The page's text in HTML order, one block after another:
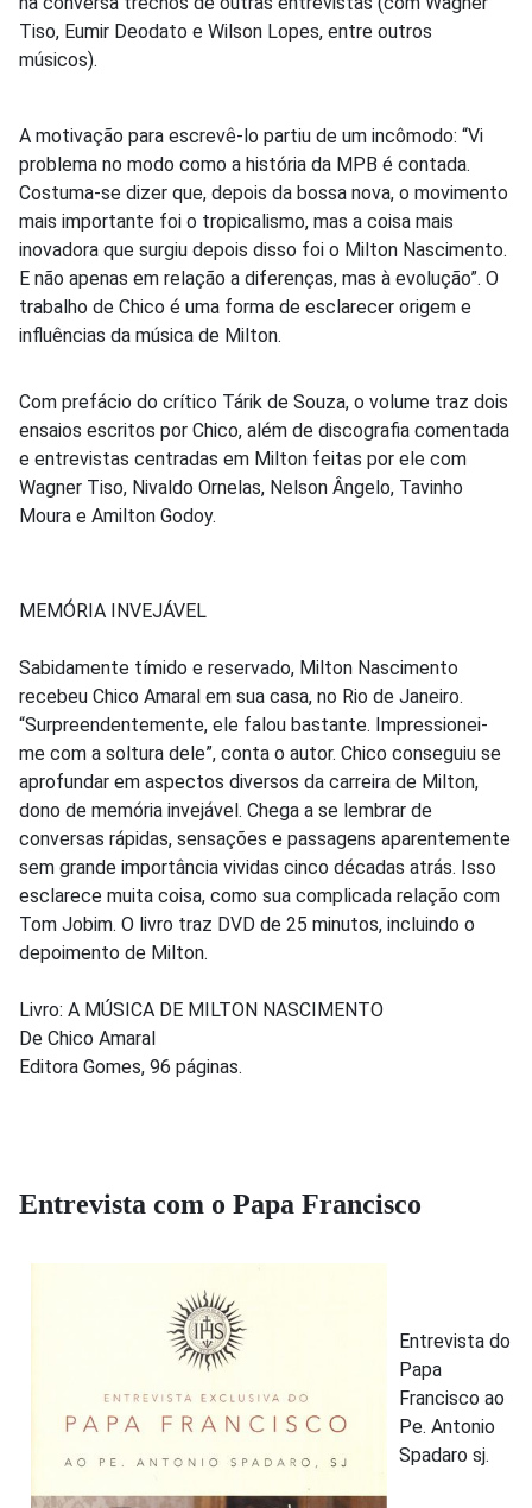
Tiso, Eumir Deodato e Wilson Lopes, entre outros
músicos).
A motivação para escrevê-lo partiu de um incômodo: “Vi
problema no modo como a história da MPB é contada.
Costuma-se dizer que, depois da bossa nova, o movimento
mais importante foi o tropicalismo, mas a coisa mais
inovadora que surgiu depois disso foi o Milton Nascimento.
E não apenas em relação a diferenças, mas à evolução”. O
trabalho de Chico é uma forma de esclarecer origem e
influências da música de Milton.
Com prefácio do crítico Tárik de Souza, o volume traz dois
ensaios escritos por Chico, além de discografia comentada
e entrevistas centradas em Milton feitas por ele com
Wagner Tiso, Nivaldo Ornelas, Nelson Ângelo, Tavinho
Moura e Amilton Godoy.
MEMÓRIA INVEJÁVEL
Sabidamente tímido e reservado, Milton Nascimento
recebeu Chico Amaral em sua casa, no Rio de Janeiro.
“Surpreendentemente, ele falou bastante. Impressionei-
me com a soltura dele”, conta o autor. Chico conseguiu se
aprofundar em aspectos diversos da carreira de Milton,
dono de memória invejável. Chega a se lembrar de
conversas rápidas, sensações e passagens aparentemente
sem grande importância vividas cinco décadas atrás. Isso
esclarece muita coisa, como sua complicada relação com
Tom Jobim. O livro traz DVD de 25 minutos, incluindo o
depoimento de Milton.
Livro: A MÚSICA DE MILTON NASCIMENTO
De Chico Amaral
Editora Gomes, 96 páginas.
Entrevista com o Papa Francisco
Entrevista do
Papa
Francisco ao
Pe. Antonio
Spadaro sj.